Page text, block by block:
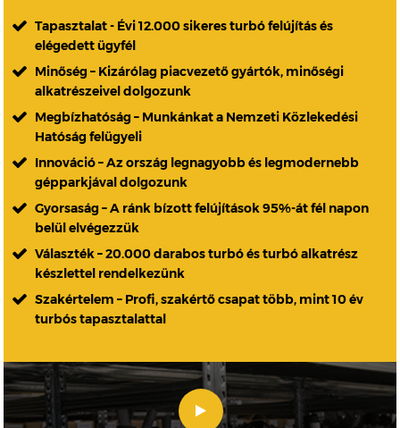
Tapasztalat - Évi 12.000 sikeres turbó felújítás és
elégedett ügyfél
Minőség – Kizárólag piacvezető gyártók, minőségi
alkatrészeivel dolgozunk
Megbízhatóság – Munkánkat a Nemzeti Közlekedési
Hatóság felügyeli
Innováció – Az ország legnagyobb és legmodernebb
gépparkjával dolgozunk
Gyorsaság – A ránk bízott felújítások 95%-át fél napon
belül elvégezzük
Választék – 20.000 darabos turbó és turbó alkatrész
készlettel rendelkezünk
Szakértelem – Profi, szakértő csapat több, mint 10 év
turbós tapasztalattal